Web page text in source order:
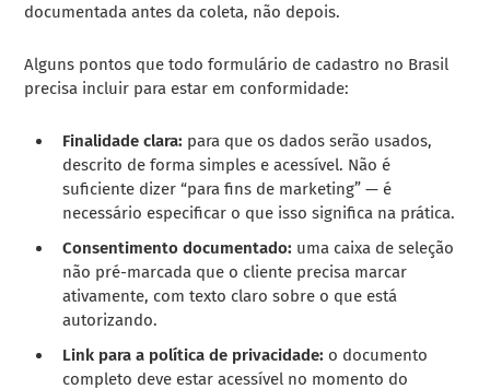
documentada antes da coleta, não depois.
Alguns pontos que todo formulário de cadastro no Brasil
precisa incluir para estar em conformidade:
Finalidade clara: para que os dados serão usados,
descrito de forma simples e acessível. Não é
suficiente dizer “para fins de marketing” — é
necessário especificar o que isso significa na prática.
Consentimento documentado: uma caixa de seleção
não pré-marcada que o cliente precisa marcar
ativamente, com texto claro sobre o que está
autorizando.
Link para a política de privacidade: o documento
completo deve estar acessível no momento do